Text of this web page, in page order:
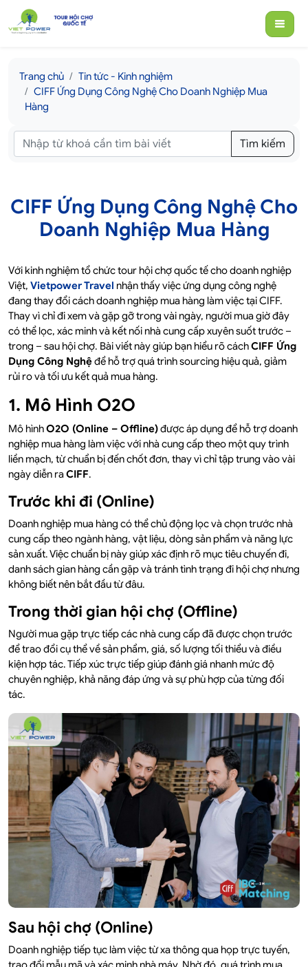
Trang chủ
Tin tức - Kinh nghiệm
CIFF Ứng Dụng Công Nghệ Cho Doanh Nghiệp Mua
Hàng
Tìm kiếm
CIFF Ứng Dụng Công Nghệ Cho
Doanh Nghiệp Mua Hàng
Với kinh nghiệm tổ chức tour hội chợ quốc tế cho doanh nghiệp
Việt, Vietpower Travel nhận thấy việc ứng dụng công nghệ
đang thay đổi cách doanh nghiệp mua hàng làm việc tại CIFF.
Thay vì chỉ đi xem và gặp gỡ trong vài ngày, người mua giờ đây
có thể lọc, xác minh và kết nối nhà cung cấp xuyên suốt trước –
trong – sau hội chợ. Bài viết này giúp bạn hiểu rõ cáchCIFF Ứng
Dụng Công Nghệđể hỗ trợ quá trình sourcing hiệu quả, giảm
rủi ro và tối ưu kết quả mua hàng.
1. Mô Hình O2O
Mô hìnhO2O (Online – Offline)được áp dụng để hỗ trợ doanh
nghiệp mua hàng làm việc với nhà cung cấp theo một quy trình
liền mạch, từ chuẩn bị đến chốt đơn, thay vì chỉ tập trung vào vài
ngày diễn raCIFF.
Trước khi đi (Online)
Doanh nghiệp mua hàng có thể chủ động lọc và chọn trước nhà
cung cấp theo ngành hàng, vật liệu, dòng sản phẩm và năng lực
sản xuất. Việc chuẩn bị này giúp xác định rõ mục tiêu chuyến đi,
danh sách gian hàng cần gặp và tránh tình trạng đi hội chợ nhưng
không biết nên bắt đầu từ đâu.
Trong thời gian hội chợ (Offline)
Người mua gặp trực tiếp các nhà cung cấp đã được chọn trước
để trao đổi cụ thể về sản phẩm, giá, số lượng tối thiểu và điều
kiện hợp tác. Tiếp xúc trực tiếp giúp đánh giá nhanh mức độ
chuyên nghiệp, khả năng đáp ứng và sự phù hợp của từng đối
tác.
Sau hội chợ (Online)
Doanh nghiệp tiếp tục làm việc từ xa thông qua họp trực tuyến,